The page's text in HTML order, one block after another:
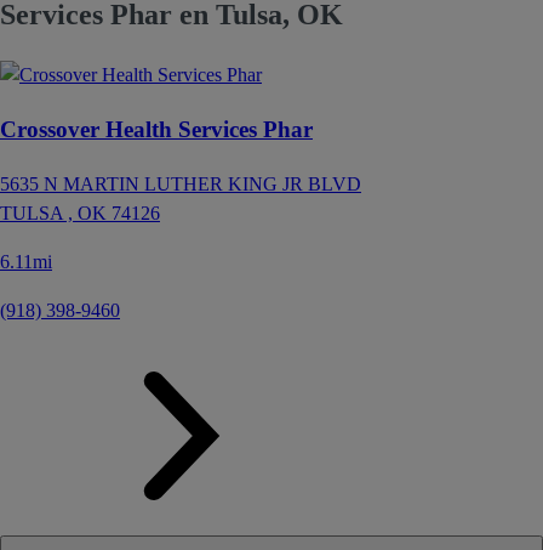
Services Phar en Tulsa, OK
Crossover Health Services Phar
5635 N MARTIN LUTHER KING JR BLVD
TULSA , OK 74126
6.11mi
(918) 398-9460